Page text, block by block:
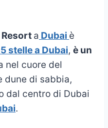
Resort a Dubai è
stelle a Dubai, è un
nel cuore del
dune di sabbia,
dal centro di Dubai
.